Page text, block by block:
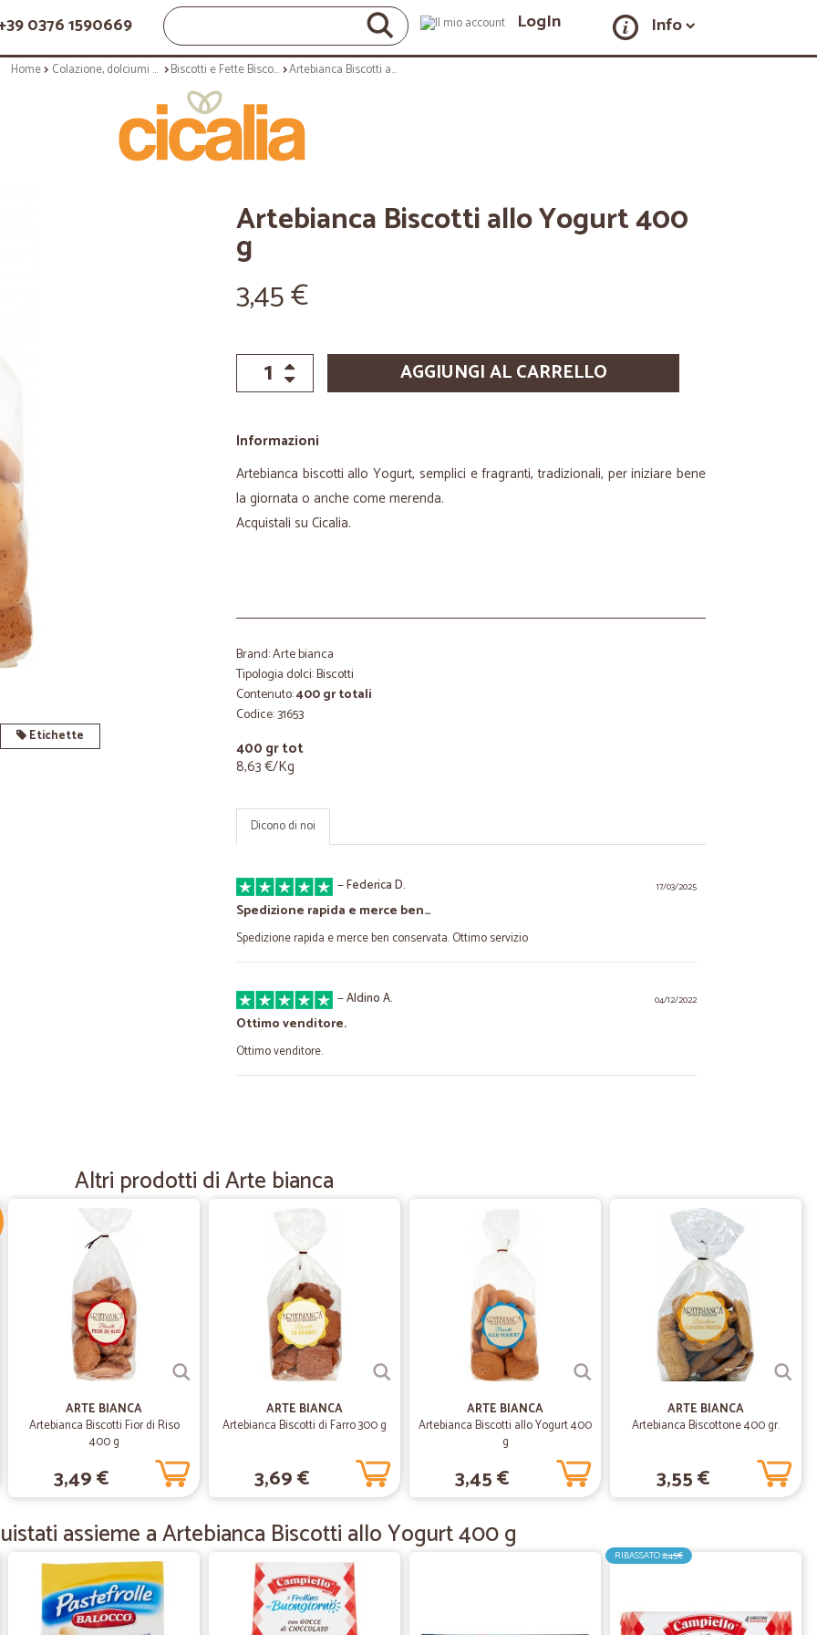
0376 1590669 LogIn Info
Home Colazione, dolciumi e snack Biscotti e Fette Biscottate Artebianca Biscotti allo Yogurt 400 g
Etichette
Artebianca Biscotti allo Yogurt 400
g
3,45 €
AGGIUNGI AL CARRELLO
Informazioni
Artebianca biscotti allo Yogurt, semplici e fragranti, tradizionali, per iniziare bene
la giornata o anche come merenda.
Acquistali su Cicalia.
Brand: Arte bianca
Tipologia dolci: Biscotti
Contenuto:400 gr totali
Codice: 31653
400 gr tot
8,63 €/Kg
Dicono di noi
17/03/2025
—Federica D.
Spedizione rapida e merce ben…
Spedizione rapida e merce ben conservata. Ottimo servizio
04/12/2022
—Aldino A.
Ottimo venditore.
Ottimo venditore.
fosse qualcuno a ritirare la merce.Il tutto è stato impeccabile !!!
09/12/2021
Ottimo
Ottimo, veloce e roba di qualità
14/04/2021
—
Sempre top
Servizio perfetto
Nicola S.
Primo ordine
Primo ordine e tutto perfetto. Consegna più veloce della luce e prodotti perfettamente
imballati
—Alfredo G.
Ottimo!!
Altri prodotti di Arte bianca
ARTE BIANCA
Artebianca Biscotti Fior di Riso
400 g
3,49 €
ARTE BIANCA
Artebianca Biscotti di Farro 300 g
3,69 €
ARTE BIANCA
Artebianca Biscotti allo Yogurt 400
g
3,45 €
ARTE BIANCA
Artebianca Biscottone 400 gr.
3,55 €
assieme a Artebianca Biscotti allo Yogurt 400 g
RIBASSATO2,45€